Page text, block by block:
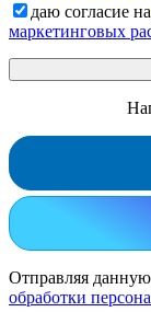
даю согласие на
маркетинговых
Отправляя
обработки